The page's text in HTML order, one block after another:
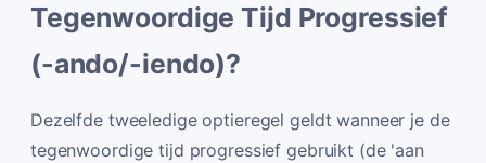
Tegenwoordige Tijd Progressief
(-ando/-iendo)?
Dezelfde tweeledige optieregel geldt wanneer je de
tegenwoordige tijd progressief gebruikt (de 'aan